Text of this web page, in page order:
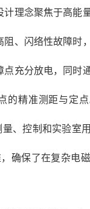
计理念聚焦于高能
阻、闪络性故障时
点充分放电，同时
的精准测距与定
量、控制和实验室
确保了在复杂电